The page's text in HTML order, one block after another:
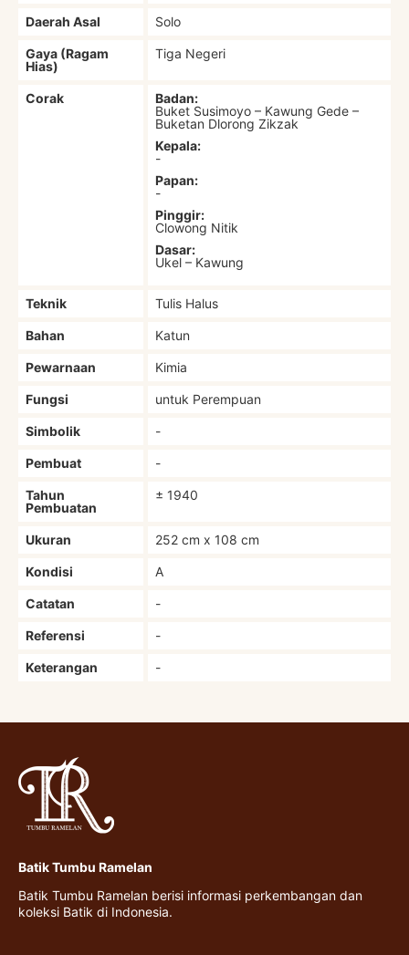
Daerah Asal Solo
Gaya (Ragam
Hias)
Tiga Negeri
Corak
Badan:
Buket Susimoyo – Kawung Gede –
Buketan Dlorong Zikzak
Kepala:
-
Papan:
-
Pinggir:
Clowong Nitik
Dasar:
Ukel – Kawung
Teknik Tulis Halus
Bahan Katun
Pewarnaan Kimia
Fungsi untuk Perempuan
Simbolik -
Pembuat -
Tahun
Pembuatan
± 1940
Ukuran 252 cm x 108 cm
Kondisi A
Catatan -
Referensi -
Keterangan -
Batik Tumbu Ramelan
Batik Tumbu Ramelan berisi informasi perkembangan dan
koleksi Batik di Indonesia.